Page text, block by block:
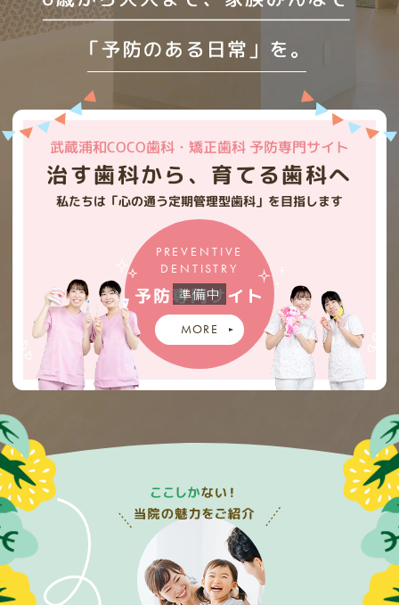
武蔵浦和COCO歯科・矯正歯科 予防専門サイト
治す歯科から、育てる歯科へ
私たちは「心の通う定期管理型歯科」を目指します
PREVENTIVE
DENTISTRY
予防専門サイト
MORE